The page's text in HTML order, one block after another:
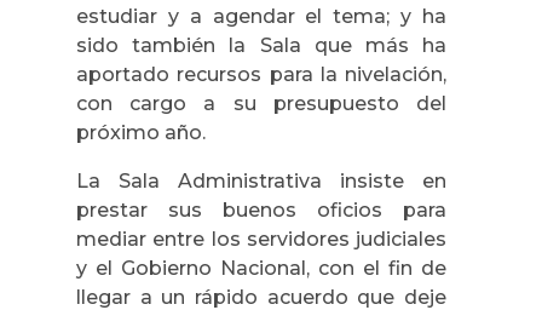
estudiar y a agendar el tema; y ha
sido también la Sala que más ha
aportado recursos para la nivelación,
con cargo a su presupuesto del
próximo año.
La Sala Administrativa insiste en
prestar sus buenos oficios para
mediar entre los servidores judiciales
y el Gobierno Nacional, con el fin de
llegar a un rápido acuerdo que deje